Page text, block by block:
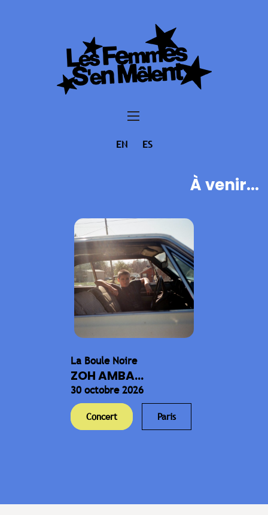
EN ES
À venir...
La Boule Noire
ZOH AMBA...
30 octobre 2026
Concert Paris